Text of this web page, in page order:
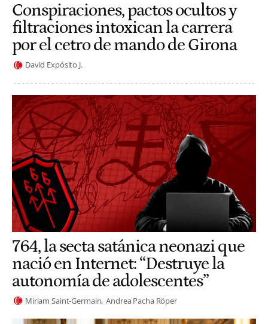
Conspiraciones, pactos ocultos y
filtraciones intoxican la carrera
por el cetro de mando de Girona
David Expósito J.
764, la secta satánica neonazi que
nació en Internet: “Destruye la
autonomía de adolescentes”
Miriam Saint-Germain Andrea Pacha Röper